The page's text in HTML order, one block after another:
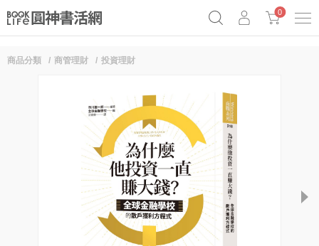
0
商品分類 商管理財 投資理財
next